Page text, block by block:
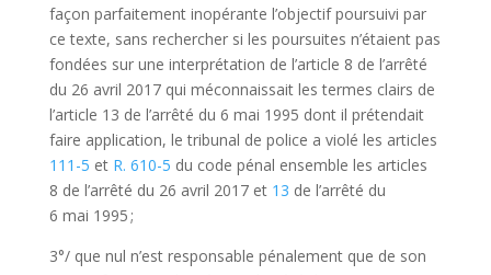
façon parfaitement inopérante l’objectif poursuivi par
ce texte, sans rechercher si les poursuites n’étaient pas
fondées sur une interprétation de l’article 8 de l’arrêté
du 26 avril 2017 qui méconnaissait les termes clairs de
l’article 13 de l’arrêté du 6 mai 1995 dont il prétendait
faire application, le tribunal de police a violé les articles
111-5 et R. 610-5 du code pénal ensemble les articles
8 de l’arrêté du 26 avril 2017 et 13 de l’arrêté du
6 mai 1995 ;
3°/ que nul n’est responsable pénalement que de son